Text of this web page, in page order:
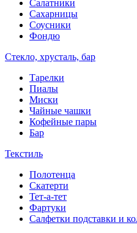
Салатники
Сахарницы
Соусники
Фондю
Стекло, хрусталь, бар
Тарелки
Пиалы
Миски
Чайные чашки
Кофейные пары
Бар
Текстиль
Полотенца
Скатерти
Тет-а-тет
Фартуки
Салфетки подставки и